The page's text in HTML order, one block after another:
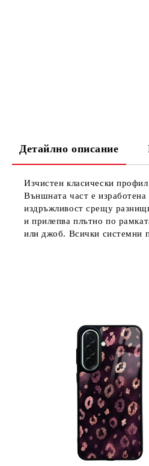
Детайлно описание
Изчистен класически
Външната част е
издръжливост срещу
и прилепва плътно по
или джоб. Всички системни